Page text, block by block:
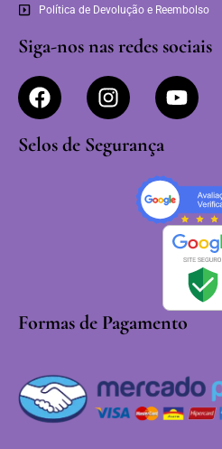
Política de Devolução e Reembolso
Siga-nos nas redes sociais
Selos de Segurança
Formas de Pagamento